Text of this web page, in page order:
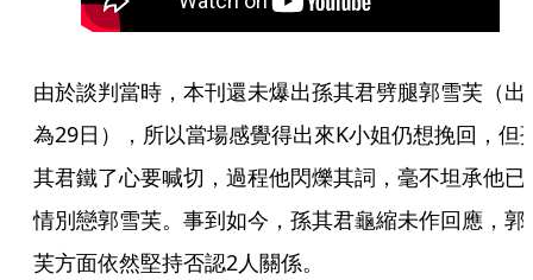
由於談判當時，本刊還未爆出孫其君劈腿郭雪芙（出
為29日），所以當場感覺得出來K小姐仍想挽回，但
其君鐵了心要喊切，過程他閃爍其詞，毫不坦承他已
情別戀郭雪芙。事到如今，孫其君龜縮未作回應，郭
芙方面依然堅持否認2人關係。